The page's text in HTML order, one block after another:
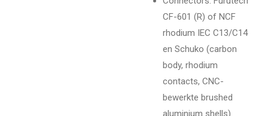
CF-601 (R) of NCF
rhodium IEC C13/C14
en Schuko (carbon
body, rhodium
contacts, CNC-
bewerkte brushed
aluminium shells)